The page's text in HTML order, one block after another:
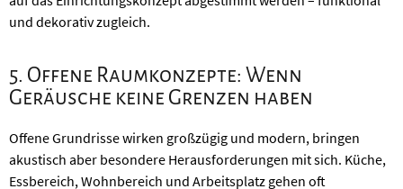
und dekorativ zugleich.
5. Offene Raumkonzepte: Wenn
Geräusche keine Grenzen haben
Offene Grundrisse wirken großzügig und modern, bringen
akustisch aber besondere Herausforderungen mit sich. Küche,
Essbereich, Wohnbereich und Arbeitsplatz gehen oft